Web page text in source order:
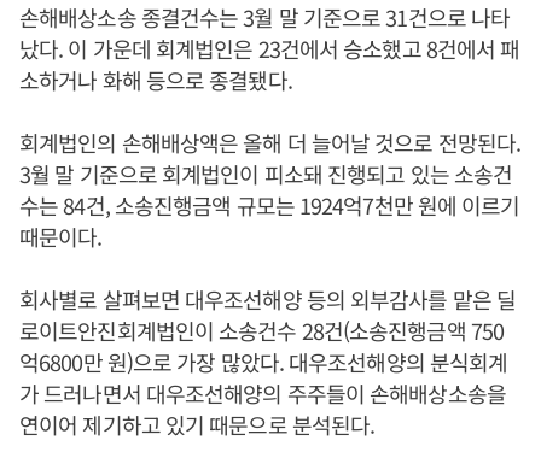
손해배상소송 종결건수는 3월 말 기준으로 31건으로 나타
났다. 이 가운데 회계법인은 23건에서 승소했고 8건에서 패
소하거나 화해 등으로 종결됐다.
회계법인의 손해배상액은 올해 더 늘어날 것으로 전망된다.
3월 말 기준으로 회계법인이 피소돼 진행되고 있는 소송건
수는 84건, 소송진행금액 규모는 1924억7천만 원에 이르기
때문이다.
회사별로 살펴보면 대우조선해양 등의 외부감사를 맡은 딜
로이트안진회계법인이 소송건수 28건(소송진행금액 750
억6800만 원)으로 가장 많았다. 대우조선해양의 분식회계
가 드러나면서 대우조선해양의 주주들이 손해배상소송을
연이어 제기하고 있기 때문으로 분석된다.